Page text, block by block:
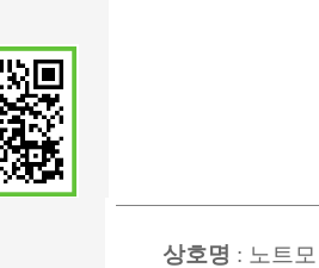
상호명 : 노트